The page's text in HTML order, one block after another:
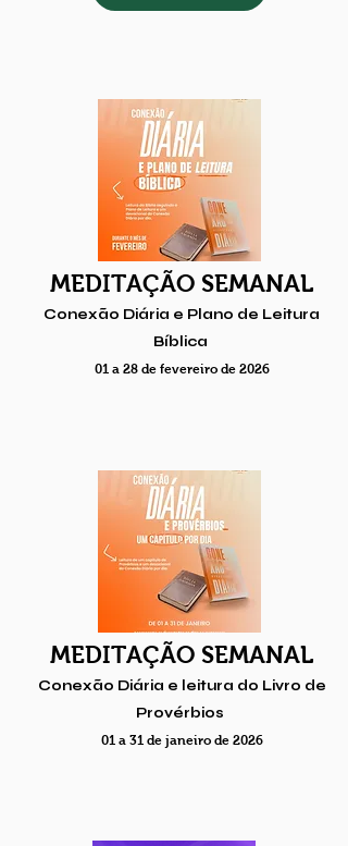
MEDITAÇÃO SEMANAL
Conexão Diária e Plano de Leitura
Bíblica
01 a 28 de fevereiro de 2026
MEDITAÇÃO SEMANAL
Conexão Diária e leitura do Livro de
Provérbios
01 a 31 de janeiro de 2026